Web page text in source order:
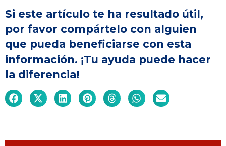
Si este artículo te ha resultado útil,
por favor compártelo con alguien
que pueda beneficiarse con esta
información. ¡Tu ayuda puede hacer
la diferencia!